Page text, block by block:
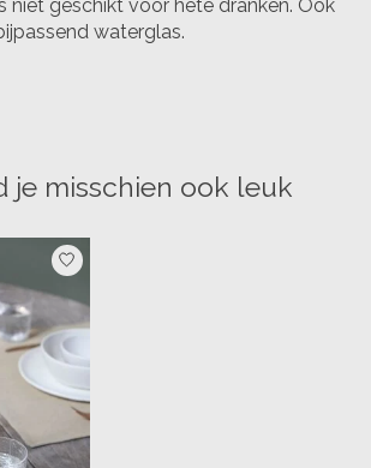
niet geschikt voor hete dranken. Ook
waterglas.
je misschien ook leuk